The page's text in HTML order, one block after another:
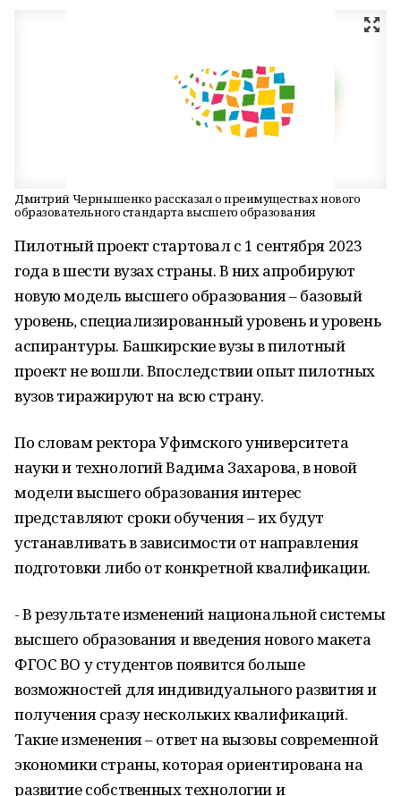
Дмитрий Чернышенко рассказал о преимуществах нового
образовательного стандарта высшего образования
Пилотный проект стартовал с 1 сентября 2023
года в шести вузах страны. В них апробируют
новую модель высшего образования – базовый
уровень, специализированный уровень и уровень
аспирантуры. Башкирские вузы в пилотный
проект не вошли. Впоследствии опыт пилотных
вузов тиражируют на всю страну.
По словам ректора Уфимского университета
науки и технологий Вадима Захарова, в новой
модели высшего образования интерес
представляют сроки обучения – их будут
устанавливать в зависимости от направления
подготовки либо от конкретной квалификации.
- В результате изменений национальной системы
высшего образования и введения нового макета
ФГОС ВО у студентов появится больше
возможностей для индивидуального развития и
получения сразу нескольких квалификаций.
Такие изменения – ответ на вызовы современной
экономики страны, которая ориентирована на
развитие собственных технологии и